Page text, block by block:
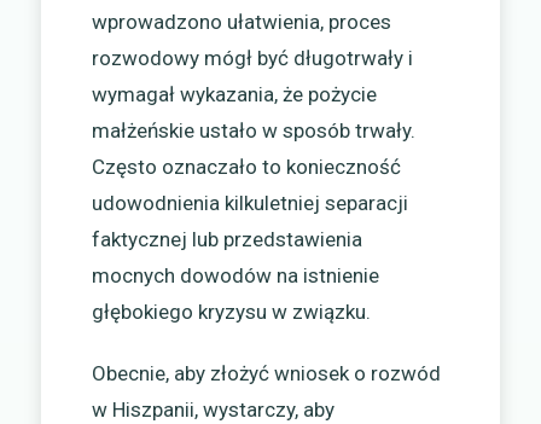
wprowadzono ułatwienia, proces
rozwodowy mógł być długotrwały i
wymagał wykazania, że pożycie
małżeńskie ustało w sposób trwały.
Często oznaczało to konieczność
udowodnienia kilkuletniej separacji
faktycznej lub przedstawienia
mocnych dowodów na istnienie
głębokiego kryzysu w związku.
Obecnie, aby złożyć wniosek o rozwód
w Hiszpanii, wystarczy, aby